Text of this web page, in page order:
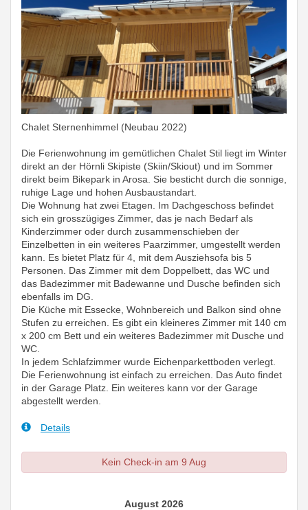
Chalet Sternenhimmel (Neubau 2022)
Die Ferienwohnung im gemütlichen Chalet Stil liegt im Winter
direkt an der Hörnli Skipiste (Skiin/Skiout) und im Sommer
direkt beim Bikepark in Arosa. Sie besticht durch die sonnige,
ruhige Lage und hohen Ausbaustandart.
Die Wohnung hat zwei Etagen. Im Dachgeschoss befindet
sich ein grosszügiges Zimmer, das je nach Bedarf als
Kinderzimmer oder durch zusammenschieben der
Einzelbetten in ein weiteres Paarzimmer, umgestellt werden
kann. Es bietet Platz für 4, mit dem Ausziehsofa bis 5
Personen. Das Zimmer mit dem Doppelbett, das WC und
das Badezimmer mit Badewanne und Dusche befinden sich
ebenfalls im DG.
Die Küche mit Essecke, Wohnbereich und Balkon sind ohne
Stufen zu erreichen. Es gibt ein kleineres Zimmer mit 140 cm
x 200 cm Bett und ein weiteres Badezimmer mit Dusche und
WC.
In jedem Schlafzimmer wurde Eichenparkettboden verlegt.
Die Ferienwohnung ist einfach zu erreichen. Das Auto findet
in der Garage Platz. Ein weiteres kann vor der Garage
abgestellt werden.
Details
Kein Check-in am 9 Aug
August 2026